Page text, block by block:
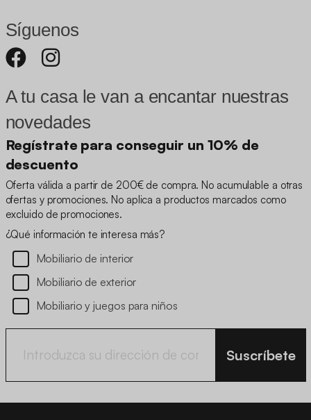
Síguenos
A tu casa le van a encantar nuestras
novedades
Regístrate para conseguir un 10% de
descuento
Oferta válida a partir de 200€ de compra. No acumulable a otras
ofertas y promociones. No aplica a productos marcados como
excluido de promociones.
¿Qué información te interesa más?
Mobiliario de interior
Mobiliario de exterior
Mobiliario y juegos para niños
Suscríbete